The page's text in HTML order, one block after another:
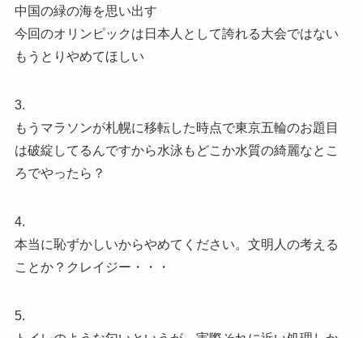
中国の緑の海を思い出す
今回のオリンピックは日本人として誇れる大会ではない
もうとりやめてほしい
3.
もうマラソンが札幌に移転した時点で東京五輪のお題目
は破綻してるんですから水泳もどこか水質の綺麗なとこ
ろでやったら？
4.
本当に恥ずかしいからやめてください。文明人の考える
ことか？クレイジー・・・
5.